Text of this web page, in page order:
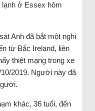
ở Essex hôm
Anh đã bắt một nghi
từ Bắc Ireland, liên
thiệt mạng trong xe
2019. Người này đã
khác, 36 tuổi, đến